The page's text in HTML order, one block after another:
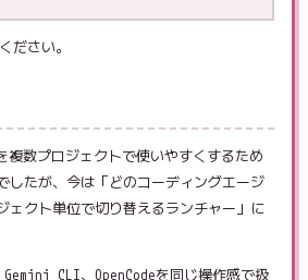
ださい。
複数プロジェクトで使いやすくするため
したが、今は「どのコーディングエージ
ェクト単位で切り替えるランチャー」に
CLI、OpenCodeを同じ操作感で扱